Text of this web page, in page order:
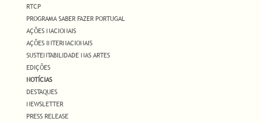
RTCP
PROGRAMA SABER FAZER PORTUGAL
AÇÕES NACIONAIS
AÇÕES INTERNACIONAIS
SUSTENTABILIDADE NAS ARTES
EDIÇÕES
NOTÍCIAS
DESTAQUES
NEWSLETTER
PRESS RELEASE